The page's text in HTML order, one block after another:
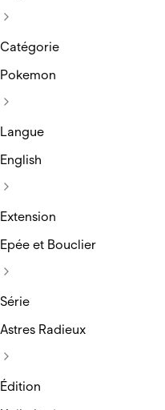
Catégorie
Pokemon
Langue
English
Extension
Epée et Bouclier
Série
Astres Radieux
Édition